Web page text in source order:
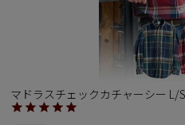
マドラスチェックカチャーシー L/S